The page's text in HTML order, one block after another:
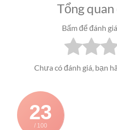
Tổng quan
Bấm để đánh
Chưa có đánh giá, bạn
23
/ 100